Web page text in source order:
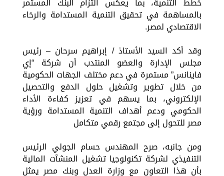
بالمساهمة في تحقيق التنمية المستدامة والرخاء
الاقتصادي لمصر.
وقد أكد السيد الأستاذ / إبراهيم سرحان – رئيس
مجلس الإدارة والعضو المنتدب أن شركة “إي
فاينانس” مستمرة في دعم مختلف الجهات الحكومية
من خلال تطوير وتشغيل حلول الدفع والتحصيل
الإلكتروني، بما يسهم في تعزيز كفاءة الأداء
الحكومي ودعم أهداف التنمية المستدامة ورؤية
مصر للتحول إلى مجتمع رقمي متكامل
ومن جانبه، صرح المهندس حسام الجولي الرئيس
التنفيذي لشركة تكنولوجيا تشغيل المنشآت المالية
بأن هذا التعاون مع وزارة العدل وبنك مصر يمثل